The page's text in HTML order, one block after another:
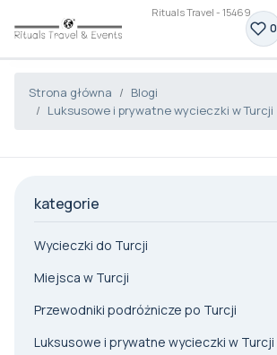
Rituals Travel - 15469
0
Strona główna
Blogi
Luksusowe i prywatne wycieczki w Turcji
kategorie
Wycieczki do Turcji
Miejsca w Turcji
Przewodniki podróżnicze po Turcji
Luksusowe i prywatne wycieczki w Turcji